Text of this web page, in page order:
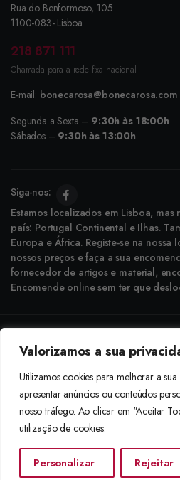
Valorizamos a sua
Utilizamos cookies para melhorar a
apresentar anúncios ou conteúdos
nosso tráfego. Ao clicar em "Aceitar
utilização de cookies.
Personalizar Rejeitar
Rua do Benformoso, 105
1100-083- Lisboa
218 871 111
Chamada para a rede fixa nacional
E-mail: bonecarosa@bonecarosa.com
Segunda a Sexta – 9:30h às 18:00h
Sábados – 9:30h às 13:00h
Siga-nos:
Estamos localizados em Lisboa,
país: Portugal Continental e Ilhas.
Europa e África. Registe-se na nossa
nossos preços e faça a sua
fornecedor de artigos e material,
Encomende online sem ter que
Aceitamos: Transferência